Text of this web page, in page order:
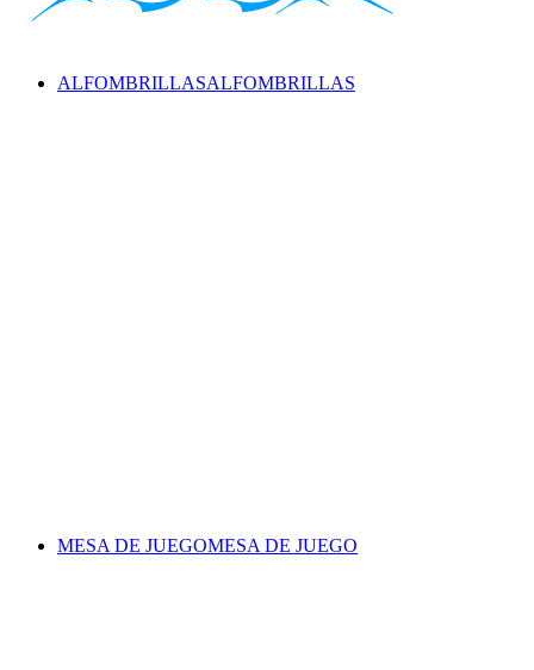
ALFOMBRILLASALFOMBRILLAS
MESA DE JUEGOMESA DE JUEGO